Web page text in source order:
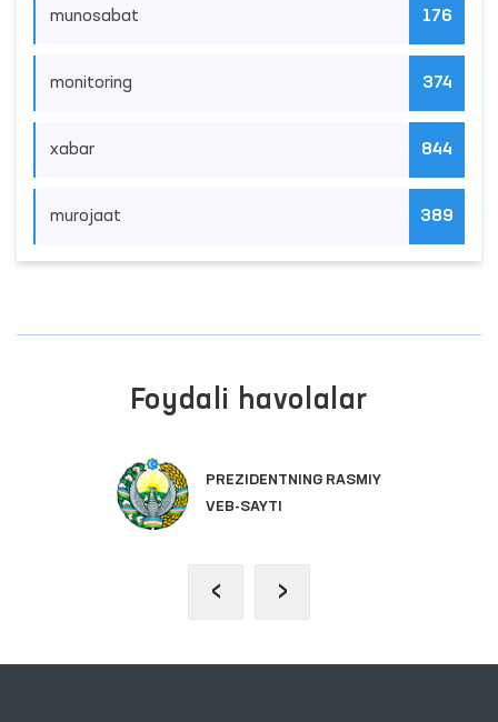
munosabat 176
monitoring 374
xabar 844
murojaat 389
Foydali havolalar
PREZIDENTNING RASMIY
VEB-SAYTI
‹ ›